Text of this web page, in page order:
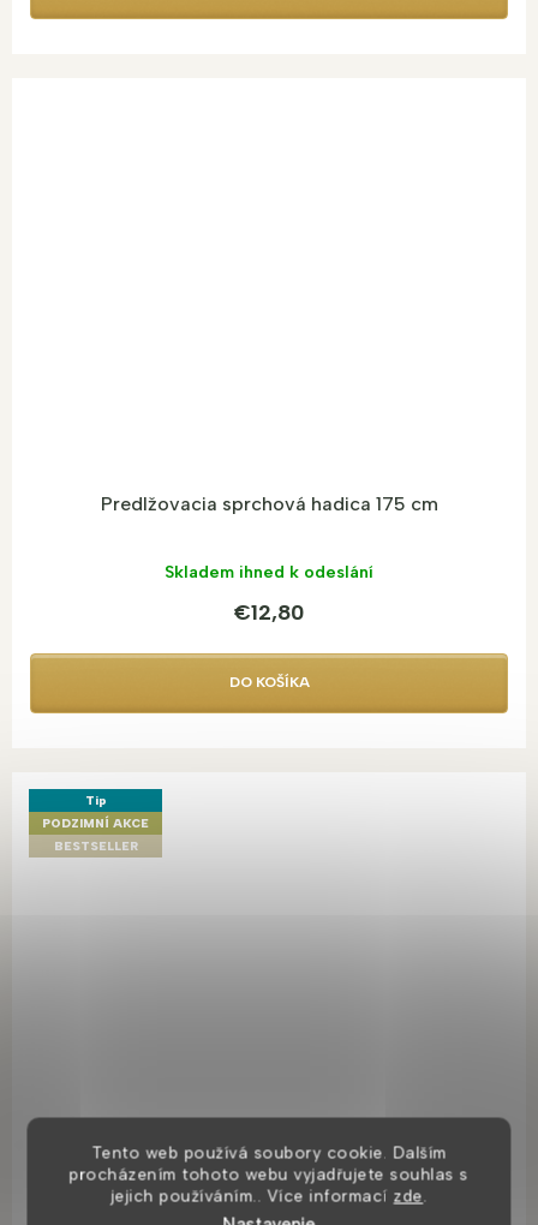
Tento web používá soubory cookie. Dalším
procházením tohoto webu vyjadřujete souhlas s
jejich používáním.. Více informací zde.
Predlžovacia sprchová hadica 175 cm
Skladem ihned k odeslání
€12,80
DO KOŠÍKA
Tip
PODZIMNÍ AKCE
BESTSELLER
Round sprchová hlavica